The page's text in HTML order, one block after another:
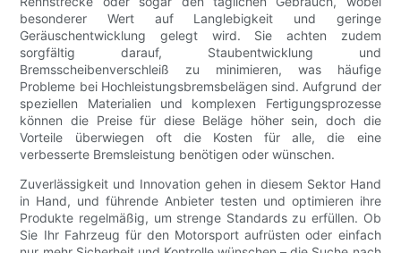
besonderer Wert auf Langlebigkeit und geringe
Geräuschentwicklung gelegt wird. Sie achten zudem
sorgfältig darauf, Staubentwicklung und
Bremsscheibenverschleiß zu minimieren, was häufige
Probleme bei Hochleistungsbremsbelägen sind. Aufgrund der
speziellen Materialien und komplexen Fertigungsprozesse
können die Preise für diese Beläge höher sein, doch die
Vorteile überwiegen oft die Kosten für alle, die eine
verbesserte Bremsleistung benötigen oder wünschen.
Zuverlässigkeit und Innovation gehen in diesem Sektor Hand
in Hand, und führende Anbieter testen und optimieren ihre
Produkte regelmäßig, um strenge Standards zu erfüllen. Ob
Sie Ihr Fahrzeug für den Motorsport aufrüsten oder einfach